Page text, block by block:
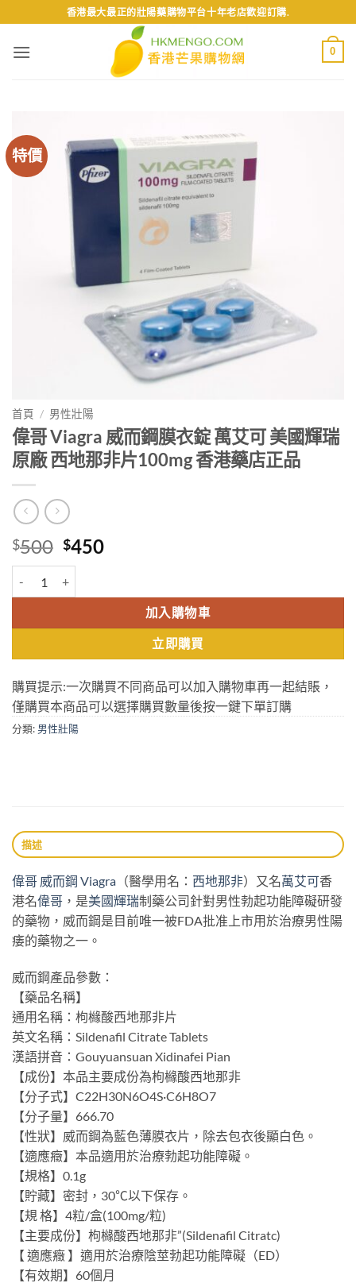
to
content
香港最大最正的壯陽藥購物平台十年老店歡迎訂購.
0
特價
首頁 / 男性壯陽
偉哥 Viagra 威而鋼膜衣錠 萬艾可 美國輝瑞
原廠 西地那非片100mg 香港藥店正品
$500 Original
price
was:
$500.
$450Current
$450.加入購物車
立即購買
購買提示:一次購買不同商品可以加入購物車再一起結賬，
僅購買本商品可以選擇購買數量後按一鍵下單訂購
分類: 男性壯陽
描述
偉哥 威而鋼 Viagra （醫學用名： 西地那非）又名萬艾可香
港名偉哥 ，是美國輝瑞制藥公司針對男性勃起功能障礙研發
的藥物，威而鋼是目前唯一被FDA批准上市用於治療男性陽
痿的藥物之一。
威而鋼產品參數：
【藥品名稱】
通用名稱：枸櫞酸西地那非片
英文名稱：Sildenafil Citrate Tablets
漢語拼音：Gouyuansuan Xidinafei Pian
【成份】本品主要成份為枸櫞酸西地那非
【分子式】C22H30N6O4S·C6H8O7
【分子量】666.70
【性狀】威而鋼為藍色薄膜衣片，除去包衣後顯白色。
【適應癥】本品適用於治療勃起功能障礙。
【規格】0.1g
【貯藏】密封，30℃以下保存。
【規 格】4粒/盒(100mg/粒)
【主要成份】枸櫞酸西地那非”(Sildenafil Citratc)
【 適應癥 】適用於治療陰莖勃起功能障礙（ED）
【有效期】60個月